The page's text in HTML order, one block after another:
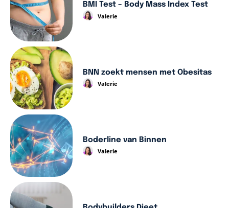
BMI Test – Body Mass Index Test
Valerie
BNN zoekt mensen met Obesitas
Valerie
Boderline van Binnen
Valerie